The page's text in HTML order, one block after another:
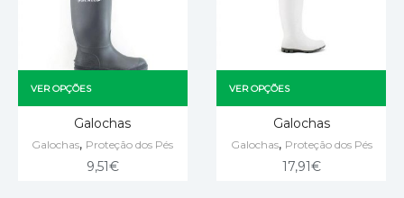
VER OPÇÕES
Galochas
Galochas, Proteção dos Pés
9,51€
VER OPÇÕES
Galochas
Galochas, Proteção dos Pés
17,91€